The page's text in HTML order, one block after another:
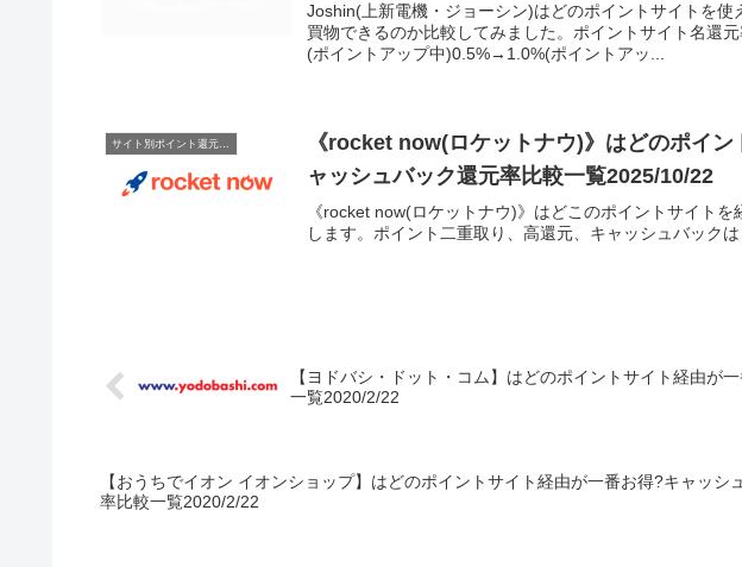
Joshin(上新電機・ジョーシン)はどのポイントサイトを
買物できるのか比較してみました。ポイントサイト名還
(ポイントアップ中)0.5%→1.0%(ポイントアッ...
《rocket now(ロケットナウ)》はどのポイ
ャッシュバック還元率比較一覧2025/10/22
《rocket now(ロケットナウ)》はどこのポイントサイト
します。ポイント二重取り、高還元、キャッシュバック
【ヨドバシ・ドット・コム】はどのポイントサイト経由が
一覧2020/2/22
【おうちでイオン イオンショップ】はどのポイントサイト経由が一番お得?キャッシ
率比較一覧2020/2/22